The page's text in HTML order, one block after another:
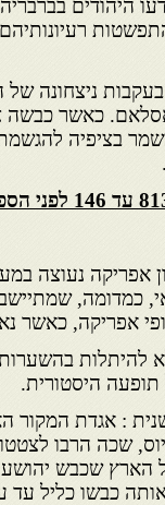
היהודים בברבריה
רעיונותיהם
ניצחונה
כאשר כבשה
בציפיה
אפריקה נעוצה
כמדומה,
אפריקה, כאשר
להיתלות
היסטורית.
: אגדת המקור
שכה הרבו
הארץ שכבש יהושע
כבשו כליל עד